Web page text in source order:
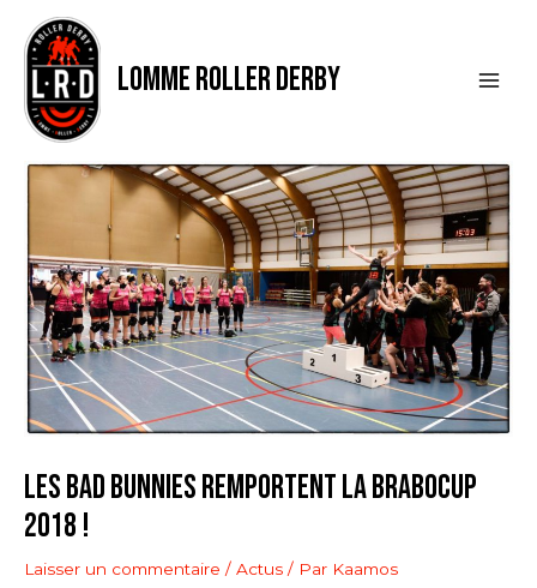
contenu
LOMME ROLLER DERBY
LES BAD BUNNIES REMPORTENT LA BRABOCUP
2018 !
Laisser un commentaire / Actus / Par Kaamos
des
articles